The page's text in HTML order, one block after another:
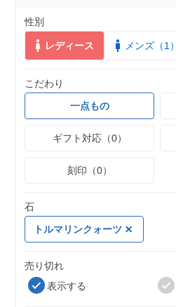
性別
レディース メンズ（1）
こだわり
一点もの
ギフト対応（0）
刻印（0）
石
トルマリンクォーツ
売り切れ
表示する